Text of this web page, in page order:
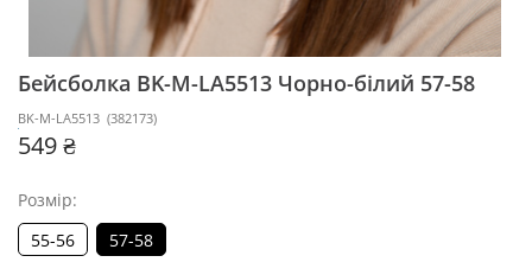
Бейсболка BK-M-LA5513 Чорно-білий 57-58
BK-M-LA5513 (382173)
549 ₴
Розмір:
55-56
57-58